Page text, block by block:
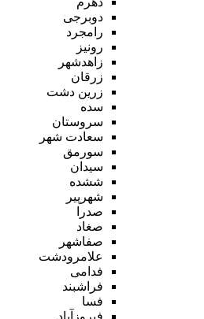
دوبرجی
رامجرد
رونیز
زاهدشهر
زرقان
زرین دشت
سده
سروستان
سعادت شهر
سورمق
سیدان
ششده
شهرپیر
صدرا
صغاد
صفاشهر
علامرودشت
فدامی
فراشبند
فسا
فیروزآباد